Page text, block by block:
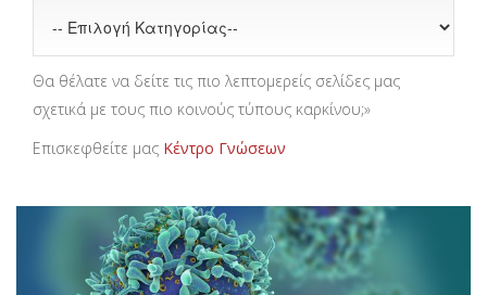
Θα θέλατε να δείτε τις πιο λεπτομερείς σελίδες μας
σχετικά με τους πιο κοινούς τύπους καρκίνου;»
Επισκεφθείτε μας Κέντρο Γνώσεων